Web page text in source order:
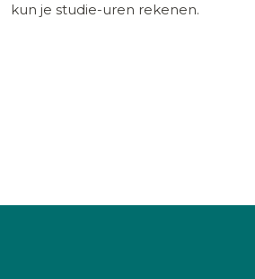
kun je studie-uren rekenen.